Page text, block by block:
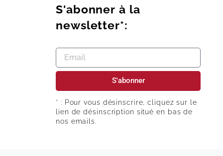
S'abonner à la
newsletter*:
S'abonner
* : Pour vous désinscrire, cliquez sur le
lien de désinscription situé en bas de
nos emails.